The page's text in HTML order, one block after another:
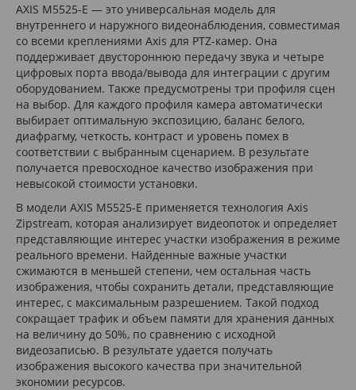
AXIS M5525-E — это универсальная модель для
внутреннего и наружного видеонаблюдения, совместимая
со всеми креплениями Axis для PTZ-камер. Она
поддерживает двустороннюю передачу звука и четыре
цифровых порта ввода/вывода для интеграции с другим
оборудованием. Также предусмотрены три профиля сцен
на выбор. Для каждого профиля камера автоматически
выбирает оптимальную экспозицию, баланс белого,
диафрагму, четкость, контраст и уровень помех в
соответствии с выбранным сценарием. В результате
получается превосходное качество изображения при
невысокой стоимости установки.
В модели AXIS M5525-E применяется технология Axis
Zipstream, которая анализирует видеопоток и определяет
представляющие интерес участки изображения в режиме
реального времени. Найденные важные участки
сжимаются в меньшей степени, чем остальная часть
изображения, чтобы сохранить детали, представляющие
интерес, с максимальным разрешением. Такой подход
сокращает трафик и объем памяти для хранения данных
на величину до 50%, по сравнению с исходной
видеозаписью. В результате удается получать
изображения высокого качества при значительной
экономии ресурсов.